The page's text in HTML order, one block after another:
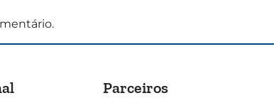
Parceiros